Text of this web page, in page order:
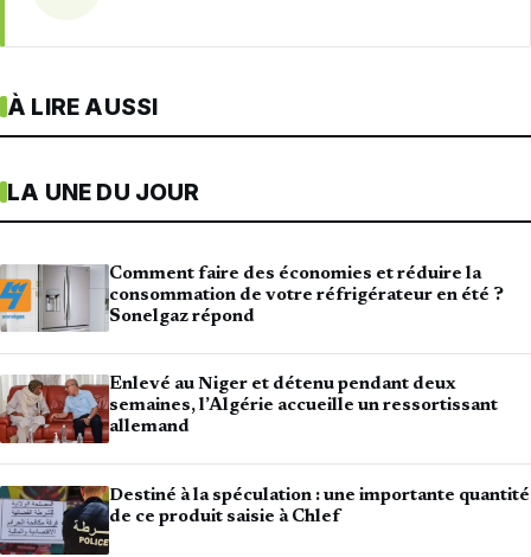
À LIRE AUSSI
LA UNE DU JOUR
Comment faire des économies et réduire la
consommation de votre réfrigérateur en été ?
Sonelgaz répond
Enlevé au Niger et détenu pendant deux
semaines, l’Algérie accueille un ressortissant
allemand
Destiné à la spéculation : une importante quantité
de ce produit saisie à Chlef